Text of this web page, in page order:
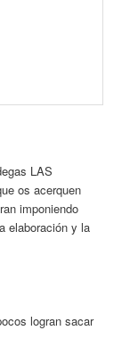
LAS
os acerquen
imponiendo
elaboración y la
logran sacar